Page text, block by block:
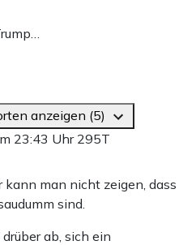
anzeigen (5)
23:43 Uhr 295T
kann man nicht zeigen, dass
sind.
ab, sich ein